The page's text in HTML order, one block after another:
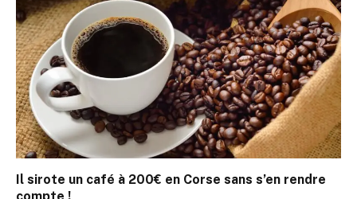
Il sirote un café à 200€ en Corse sans s’en rendre